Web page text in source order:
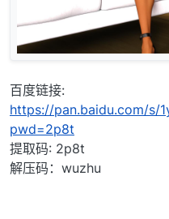
百度链接:
https://pan.baidu.com/s/
pwd=2p8t
提取码: 2p8t
解压码：wuzhu